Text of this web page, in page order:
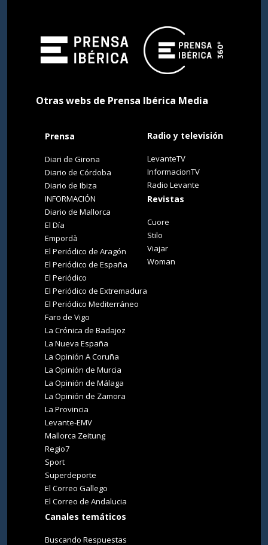
Otras webs de Prensa Ibérica Media
Prensa
Diari de Girona
Diario de Córdoba
Diario de Ibiza
INFORMACIÓN
Diario de Mallorca
El Día
Empordà
El Periódico de Aragón
El Periódico de España
El Periódico
El Periódico de Extremadura
El Periódico Mediterráneo
Faro de Vigo
La Crónica de Badajoz
La Nueva España
La Opinión A Coruña
La Opinión de Murcia
La Opinión de Málaga
La Opinión de Zamora
La Provincia
Levante-EMV
Mallorca Zeitung
Regio7
Sport
Superdeporte
El Correo Gallego
El Correo de Andalucia
Canales temáticos
Buscando Respuestas
Radio y televisión
LevanteTV
InformacionTV
Radio Levante
Revistas
Cuore
Stilo
Viajar
Woman